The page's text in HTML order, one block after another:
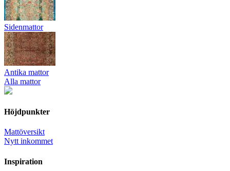
Sidenmattor
Antika mattor
Alla mattor
Höjdpunkter
Mattöversikt
Nytt inkommet
Inspiration